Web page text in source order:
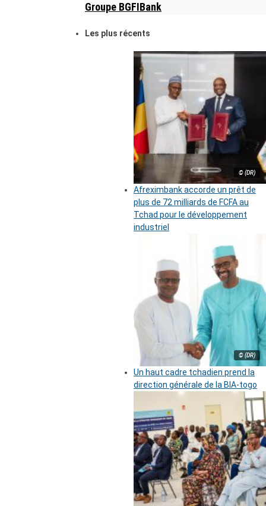
Groupe BGFIBank
Les plus récents
© (DR)
Afreximbank accorde un prêt de
plus de 72 milliards de FCFA au
Tchad pour le développement
industriel
© (DR)
Un haut cadre tchadien prend la
direction générale de la BIA-togo